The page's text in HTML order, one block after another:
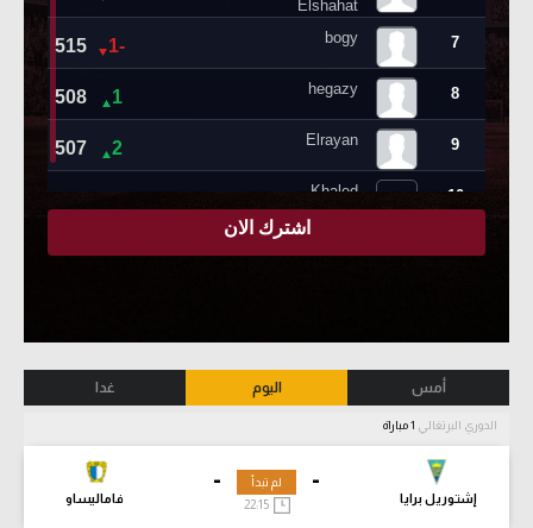
أمس اليوم غدا
الدوري البرتغالي
-
إشتوريل برايا
-
فاماليساو
لم تبدأ
22:15